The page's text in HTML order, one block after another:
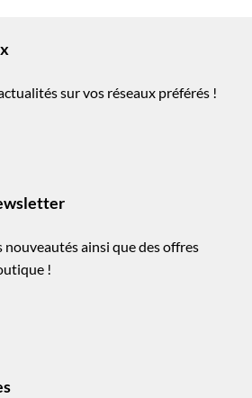
sur vos réseaux préférés !
ainsi que des offres
!